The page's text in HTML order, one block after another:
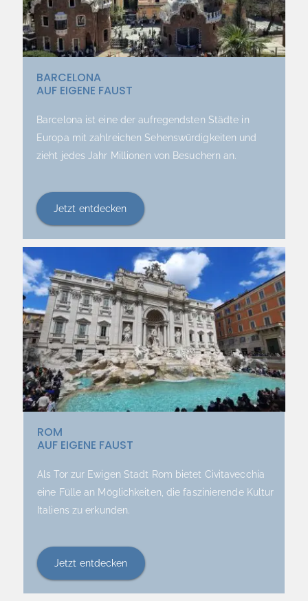
BARCELONA
AUF EIGENE FAUST
Barcelona ist eine der aufregendsten Städte in
Europa mit zahlreichen Sehenswürdigkeiten und
zieht jedes Jahr Millionen von Besuchern an.
Jetzt entdecken
ROM
AUF EIGENE FAUST
Als Tor zur Ewigen Stadt Rom bietet Civitavecchia
eine Fülle an Möglichkeiten, die faszinierende Kultur
Italiens zu erkunden.
Jetzt entdecken